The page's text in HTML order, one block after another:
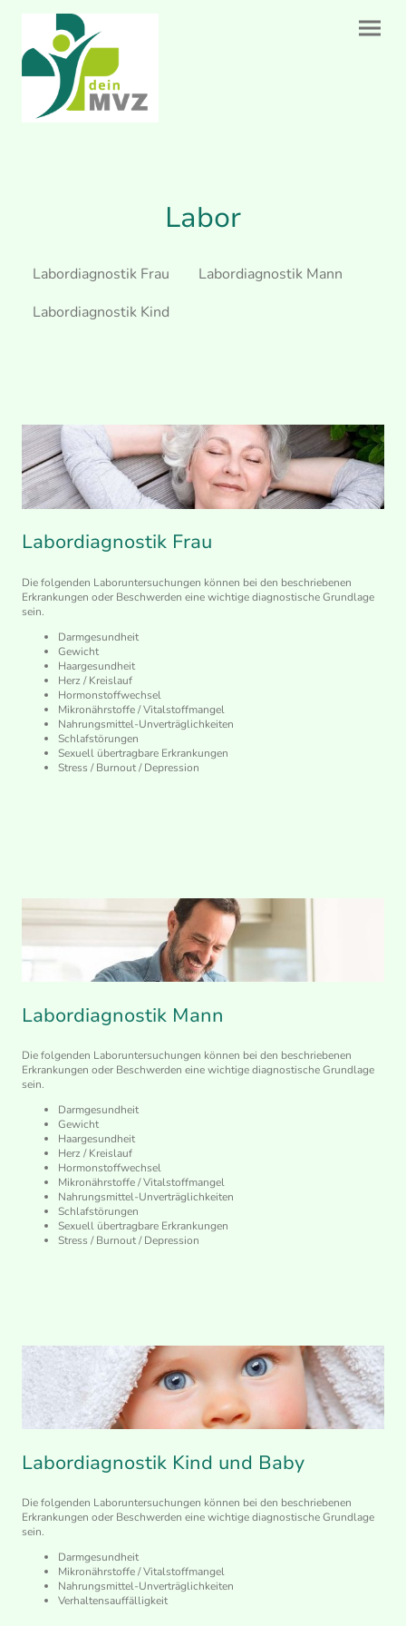
Labor
Labordiagnostik Frau
Labordiagnostik Mann
Labordiagnostik Kind
Labordiagnostik Frau
Die folgenden Laboruntersuchungen können bei den beschriebenen
Erkrankungen oder Beschwerden eine wichtige diagnostische Grundlage
sein.
Darmgesundheit
Gewicht
Haargesundheit
Herz / Kreislauf
Hormonstoffwechsel
Mikronährstoffe / Vitalstoffmangel
Nahrungsmittel-Unverträglichkeiten
Schlafstörungen
Sexuell übertragbare Erkrankungen
Stress / Burnout / Depression
Labordiagnostik Mann
Die folgenden Laboruntersuchungen können bei den beschriebenen
Erkrankungen oder Beschwerden eine wichtige diagnostische Grundlage
sein.
Darmgesundheit
Gewicht
Haargesundheit
Herz / Kreislauf
Hormonstoffwechsel
Mikronährstoffe / Vitalstoffmangel
Nahrungsmittel-Unverträglichkeiten
Schlafstörungen
Sexuell übertragbare Erkrankungen
Stress / Burnout / Depression
Labordiagnostik Kind und Baby
Die folgenden Laboruntersuchungen können bei den beschriebenen
Erkrankungen oder Beschwerden eine wichtige diagnostische Grundlage
sein.
Darmgesundheit
Mikronährstoffe / Vitalstoffmangel
Nahrungsmittel-Unverträglichkeiten
Verhaltensauffälligkeit